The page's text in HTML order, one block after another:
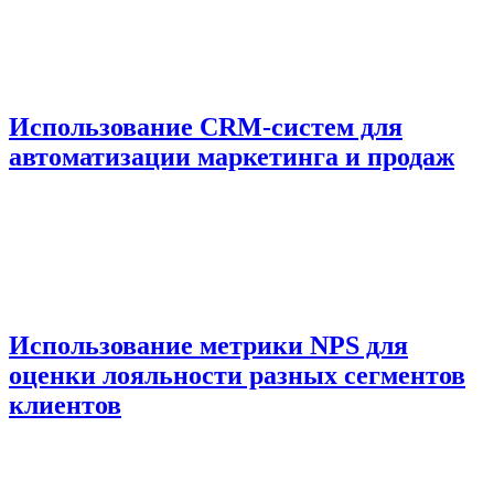
Использование CRM-систем для
автоматизации маркетинга и продаж
Использование метрики NPS для
оценки лояльности разных сегментов
клиентов